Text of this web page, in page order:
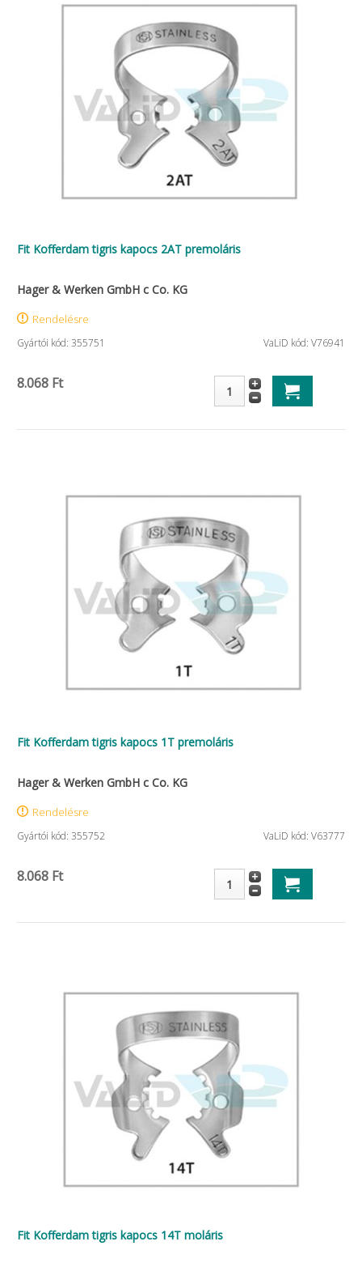
Fit Kofferdam tigris kapocs 2AT premoláris
Hager & Werken GmbH c Co. KG
Rendelésre
Gyártói kód: 355751 VaLiD kód: V76941
8.068 Ft
Fit Kofferdam tigris kapocs 1T premoláris
Hager & Werken GmbH c Co. KG
Rendelésre
Gyártói kód: 355752 VaLiD kód: V63777
8.068 Ft
Fit Kofferdam tigris kapocs 14T moláris